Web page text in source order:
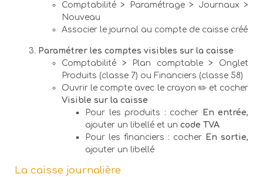
Comptabilité > Paramétrage > Journaux >
Nouveau
Associer le journal au compte de caisse créé
Paramétrer les comptes visibles sur la caisse
Comptabilité > Plan comptable > Onglet
Produits (classe 7) ou Financiers (classe 58)
Ouvrir le compte avec le crayon ✏️ et cocher
Visible sur la caisse
Pour les produits : cocher
En entrée,
ajouter un libellé et un code TVA
Pour les financiers : cocher En sortie,
ajouter un libellé
La caisse journalière